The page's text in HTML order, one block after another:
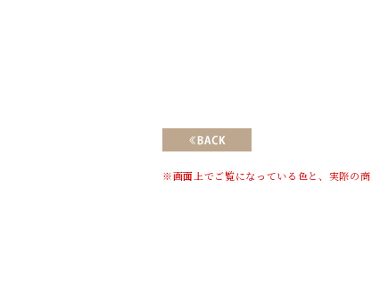
※画面上でご覧になっている色と、実際の